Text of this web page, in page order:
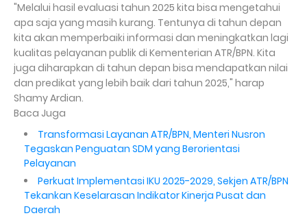
"Melalui hasil evaluasi tahun 2025 kita bisa mengetahui
apa saja yang masih kurang. Tentunya di tahun depan
kita akan memperbaiki informasi dan meningkatkan lagi
kualitas pelayanan publik di Kementerian ATR/BPN. Kita
juga diharapkan di tahun depan bisa mendapatkan nilai
dan predikat yang lebih baik dari tahun 2025," harap
Shamy Ardian.
Baca Juga
Transformasi Layanan ATR/BPN, Menteri Nusron
Tegaskan Penguatan SDM yang Berorientasi
Pelayanan
Perkuat Implementasi IKU 2025-2029, Sekjen ATR/BPN
Tekankan Keselarasan Indikator Kinerja Pusat dan
Daerah